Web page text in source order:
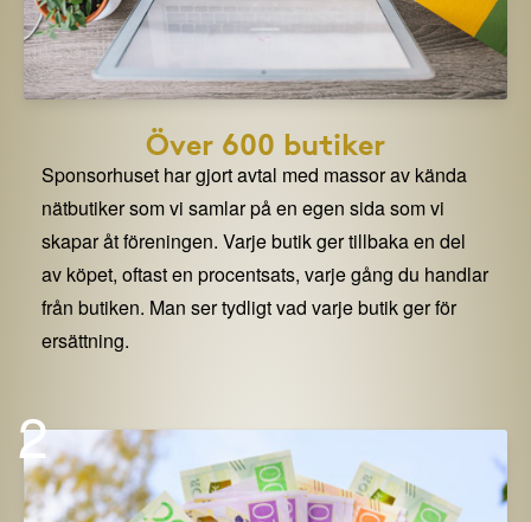
Över 600 butiker
Sponsorhuset har gjort avtal med massor av kända
nätbutiker som vi samlar på en egen sida som vi
skapar åt föreningen. Varje butik ger tillbaka en del
av köpet, oftast en procentsats, varje gång du handlar
från butiken. Man ser tydligt vad varje butik ger för
ersättning.
2